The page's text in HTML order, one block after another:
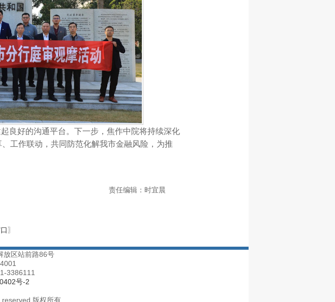
良好的沟通平台。下一步，焦作中院将持续深化
工作联动，共同防范化解我市金融风险，为推
责任编辑：时宜晨
〗
放区站前路86号
3386111
号-2
版权所有